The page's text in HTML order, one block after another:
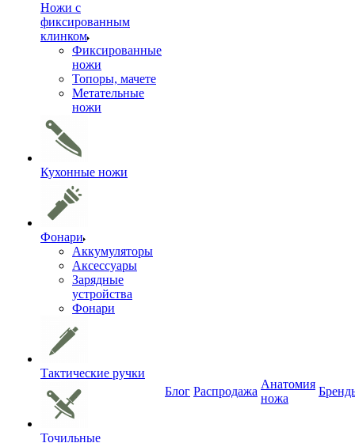
Ножи с
фиксированным
клинком
Фиксированные
ножи
Топоры, мачете
Метательные
ножи
Кухонные ножи
Фонари
Аккумуляторы
Аксессуары
Зарядные
устройства
Фонари
Тактические ручки
Точильные
Блог Распродажа
Анатомия
ножа